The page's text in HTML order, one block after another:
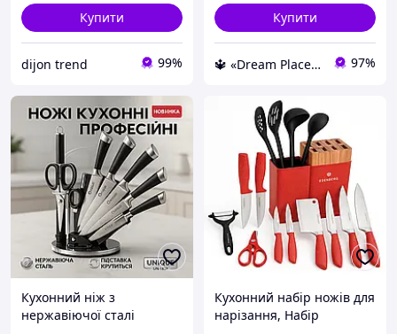
Купити
dijon trend 99%
Купити
🔱 «Dream Place» Компетентність! Якість товару! Швидка відправка! ✅ 97%
Кухонний ніж з
нержавіючої сталі
Кухонний набір ножів для
нарізання, Набір